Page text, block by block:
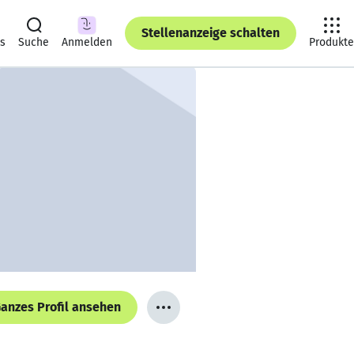
Suche Anmelden
Stellenanzeige schalten
Produkte
Profil ansehen